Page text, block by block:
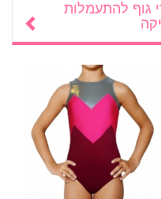
גוף להתעמלות